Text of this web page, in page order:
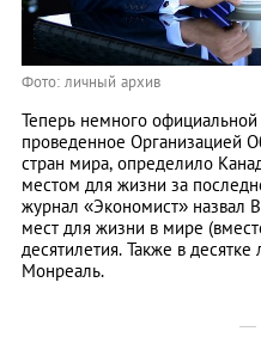
Фото: личный архив
Теперь немного официальной
проведенное Организацией
стран мира, определило
местом для жизни за
журнал «Экономист» назвал
мест для жизни в мире
десятилетия. Также в
Монреаль.